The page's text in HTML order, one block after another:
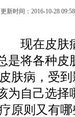
更新时间：2016-10-28
现在皮肤
是将各种皮
肤病，受
为自己选择
原则又有